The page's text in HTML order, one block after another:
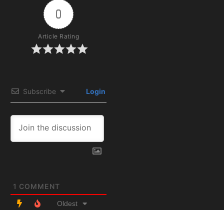
0
Article Rating
Subscribe Login
1 COMMENT
Oldest